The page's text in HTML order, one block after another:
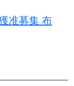
准募集 布